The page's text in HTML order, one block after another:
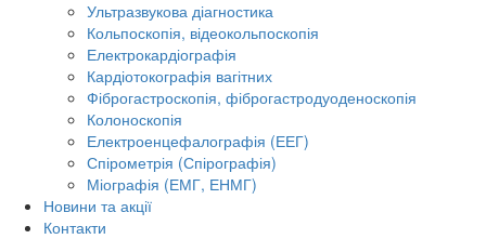
Ультразвукова діагностика
Кольпоскопія, відеокольпоскопія
Електрокардіографія
Кардіотокографія вагітних
Фіброгастроскопія, фіброгастродуоденоскопія
Колоноскопія
Електроенцефалографія (ЕЕГ)
Спірометрія (Спірографія)
Міографія (ЕМГ, ЕНМГ)
Новини та акції
Контакти